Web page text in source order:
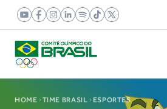
HOME TIME BRASIL ESPORTES